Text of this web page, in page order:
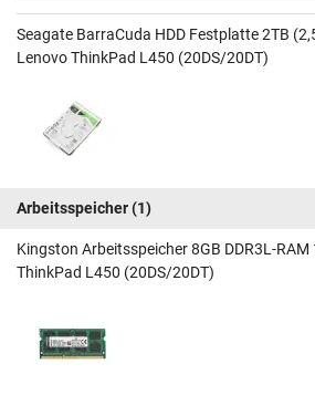
Seagate BarraCuda HDD Festplatte 2TB
Lenovo ThinkPad L450 (20DS/20DT)
Arbeitsspeicher(1)
Kingston Arbeitsspeicher 8GB DDR3L-
ThinkPad L450 (20DS/20DT)